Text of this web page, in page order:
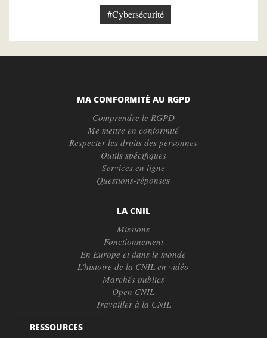
#Cybersécurité
MA CONFORMITÉ AU RGPD
Comprendre le RGPD
Me mettre en conformité
Respecter les droits des personnes
Outils spécifiques
Services en ligne
Questions-réponses
LA CNIL
Missions
Fonctionnement
En Europe et dans le monde
L'histoire de la CNIL en vidéo
Marchés publics
Open CNIL
Travailler à la CNIL
RESSOURCES